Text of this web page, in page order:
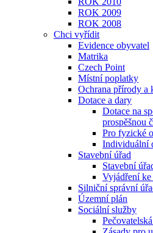
ROK 2009
ROK 2008
Chci vyřídit
Evidence obyvatel
Matrika
Czech Point
Místní poplatky
Ochrana přírody a
Dotace a dary
Dotace na
prospěšnou
Pro fyzické
Individuální
Stavební úřad
Stavební
Vyjádření ke
Silniční správní
Územní plán
Sociální služby